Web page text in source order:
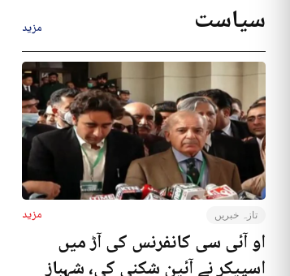
سیاست مزید
تازہ خبریں مزید
او آئی سی کانفرنس کی آڑ میں
اسپیکر نے آئین شکنی کی، شہباز